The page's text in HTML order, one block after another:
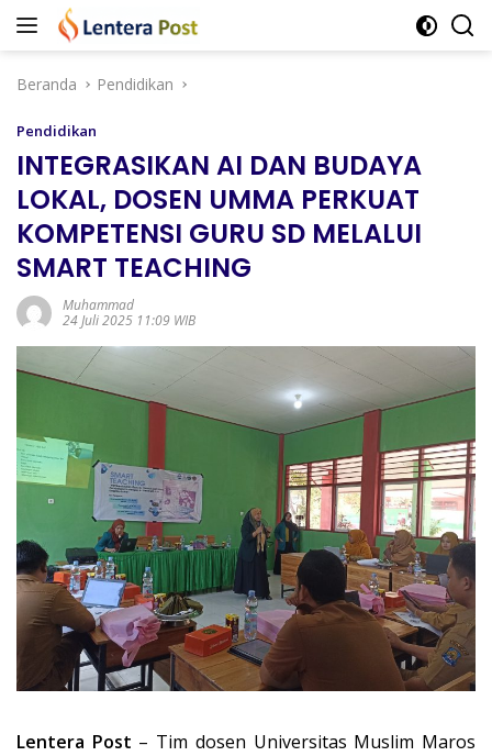
Langsung
Beranda
Pendidikan
Pendidikan
INTEGRASIKAN AI DAN BUDAYA
LOKAL, DOSEN UMMA PERKUAT
KOMPETENSI GURU SD MELALUI
SMART TEACHING
Muhammad
24 Juli 2025 11:09 WIB
Lentera Post – Tim dosen Universitas Muslim Maros